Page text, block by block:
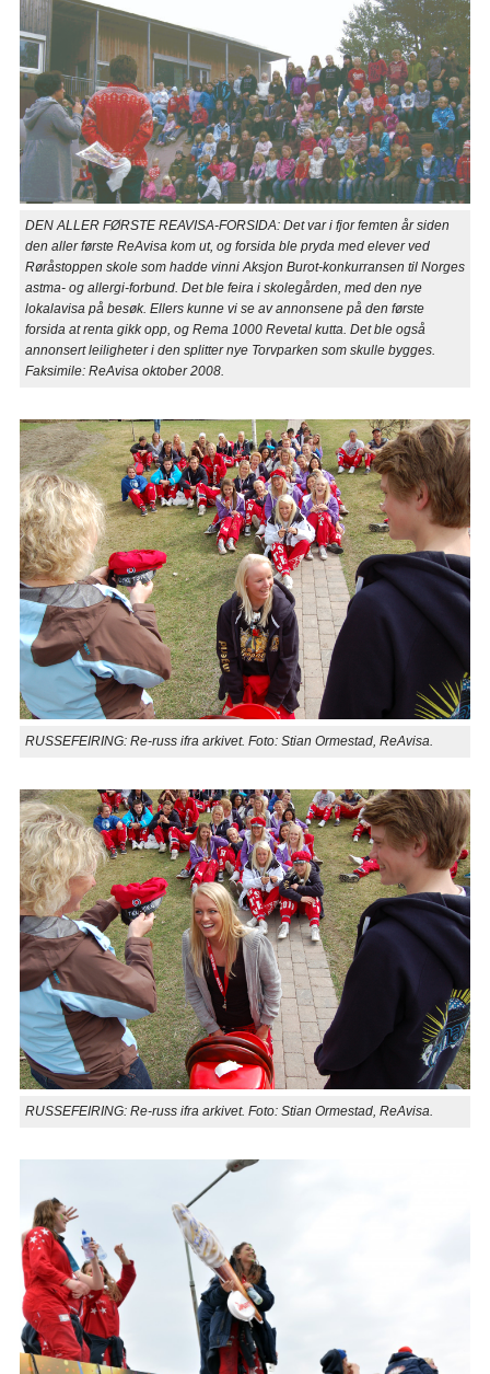
DEN ALLER FØRSTE REAVISA-FORSIDA: Det var i fjor femten år siden
den aller første ReAvisa kom ut, og forsida ble pryda med elever ved
Røråstoppen skole som hadde vinni Aksjon Burot-konkurransen til Norges
astma- og allergi-forbund. Det ble feira i skolegården, med den nye
lokalavisa på besøk. Ellers kunne vi se av annonsene på den første
forsida at renta gikk opp, og Rema 1000 Revetal kutta. Det ble også
annonsert leiligheter i den splitter nye Torvparken som skulle bygges.
Faksimile: ReAvisa oktober 2008.
RUSSEFEIRING: Re-russ ifra arkivet. Foto: Stian Ormestad, ReAvisa.
RUSSEFEIRING: Re-russ ifra arkivet. Foto: Stian Ormestad, ReAvisa.